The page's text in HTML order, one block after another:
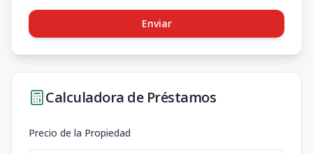
Enviar
Calculadora de Préstamos
Precio de la Propiedad